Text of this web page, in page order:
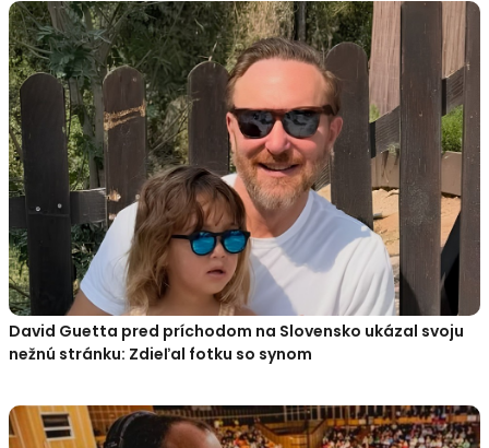
David Guetta pred príchodom na Slovensko ukázal svoju
nežnú stránku: Zdieľal fotku so synom